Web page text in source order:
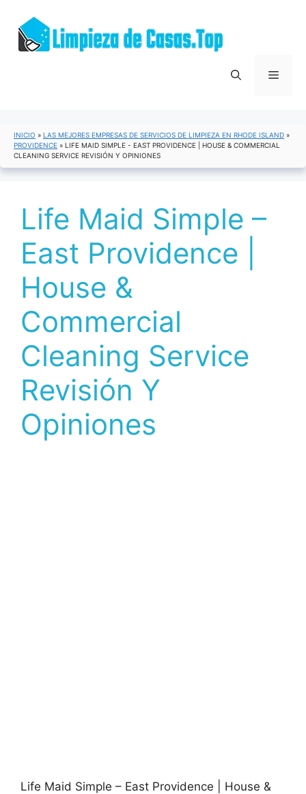
contenido
Menú
INICIO » LAS MEJORES EMPRESAS DE SERVICIOS DE LIMPIEZA EN RHODE ISLAND »
PROVIDENCE » LIFE MAID SIMPLE - EAST PROVIDENCE | HOUSE & COMMERCIAL
CLEANING SERVICE REVISIÓN Y OPINIONES
Life Maid Simple –
East Providence |
House &
Commercial
Cleaning Service
Revisión Y
Opiniones
Life Maid Simple – East Providence | House &